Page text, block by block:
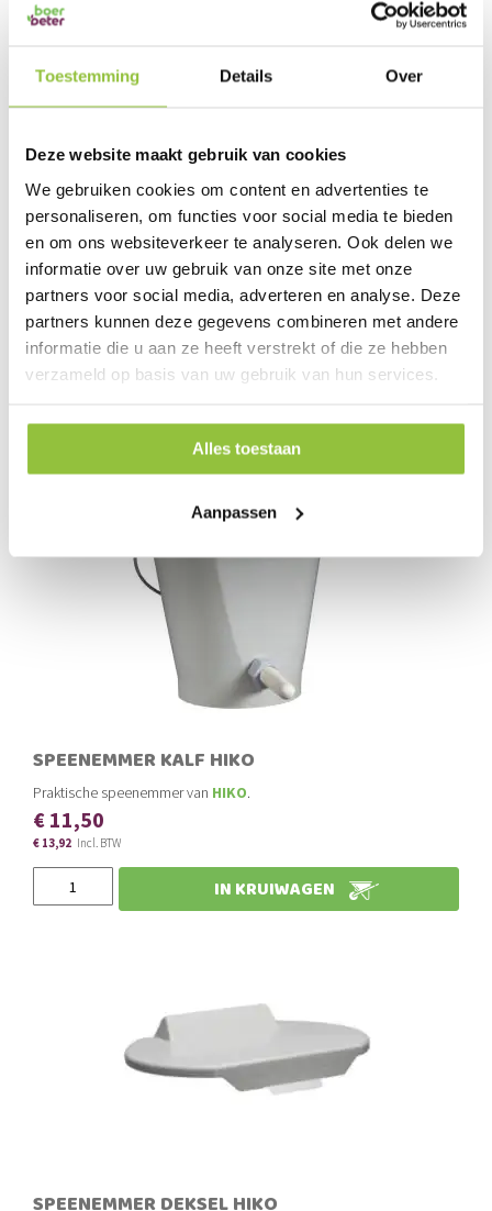
Toestemming Details Over
Deze website maakt gebruik van cookies
We gebruiken cookies om content en advertenties te
personaliseren, om functies voor social media te bieden
en om ons websiteverkeer te analyseren. Ook delen we
informatie over uw gebruik van onze site met onze
partners voor social media, adverteren en analyse. Deze
partners kunnen deze gegevens combineren met andere
informatie die u aan ze heeft verstrekt of die ze hebben
verzameld op basis van uw gebruik van hun services.
Alles toestaan
Aanpassen
21%
1 stuks
10
PRODUCT AANVRAAG
DIT VIND JE MISSCHIEN OOK INTERESSANT
SPEENEMMER KALF HIKO
Praktische speenemmer van HIKO.
€ 13,92
€ 11,50
IN KRUIWAGEN